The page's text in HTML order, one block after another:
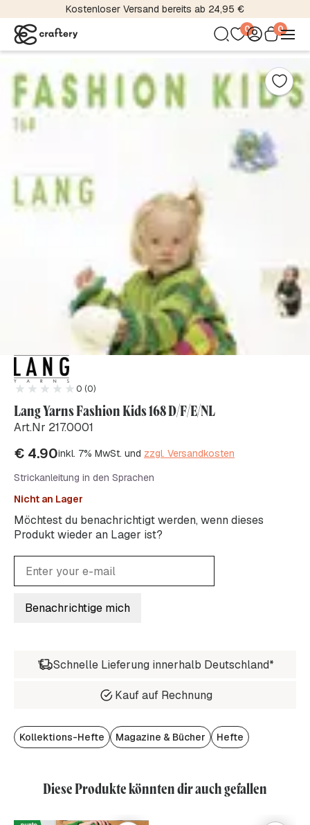
Kostenloser Versand bereits ab 24,95 €
0 0
0 (0)
Lang Yarns Fashion Kids 168 D/F/E/NL
Art.Nr 217.0001
€ 4.90inkl. 7% MwSt. und zzgl. Versandkosten
Strickanleitung in den Sprachen
Nicht an Lager
Möchtest du benachrichtigt werden, wenn dieses
Produkt wieder an Lager ist?
Benachrichtige mich
Schnelle Lieferung innerhalb Deutschland*
Kauf auf Rechnung
Kollektions-Hefte Magazine & Bücher Hefte
Diese Produkte könnten dir auch gefallen